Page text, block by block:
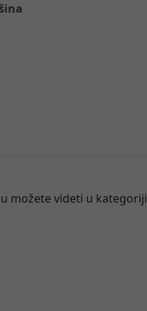
možete videti u kategoriji